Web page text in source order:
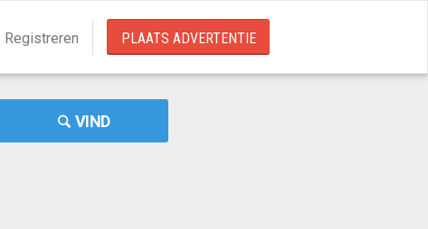
Registreren PLAATS ADVERTENTIE
VIND